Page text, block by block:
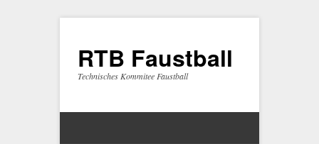
RTB Faustball
Technisches Kommitee Faustball